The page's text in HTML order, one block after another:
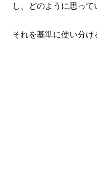
し、どのように思って
それを基準に使い分け